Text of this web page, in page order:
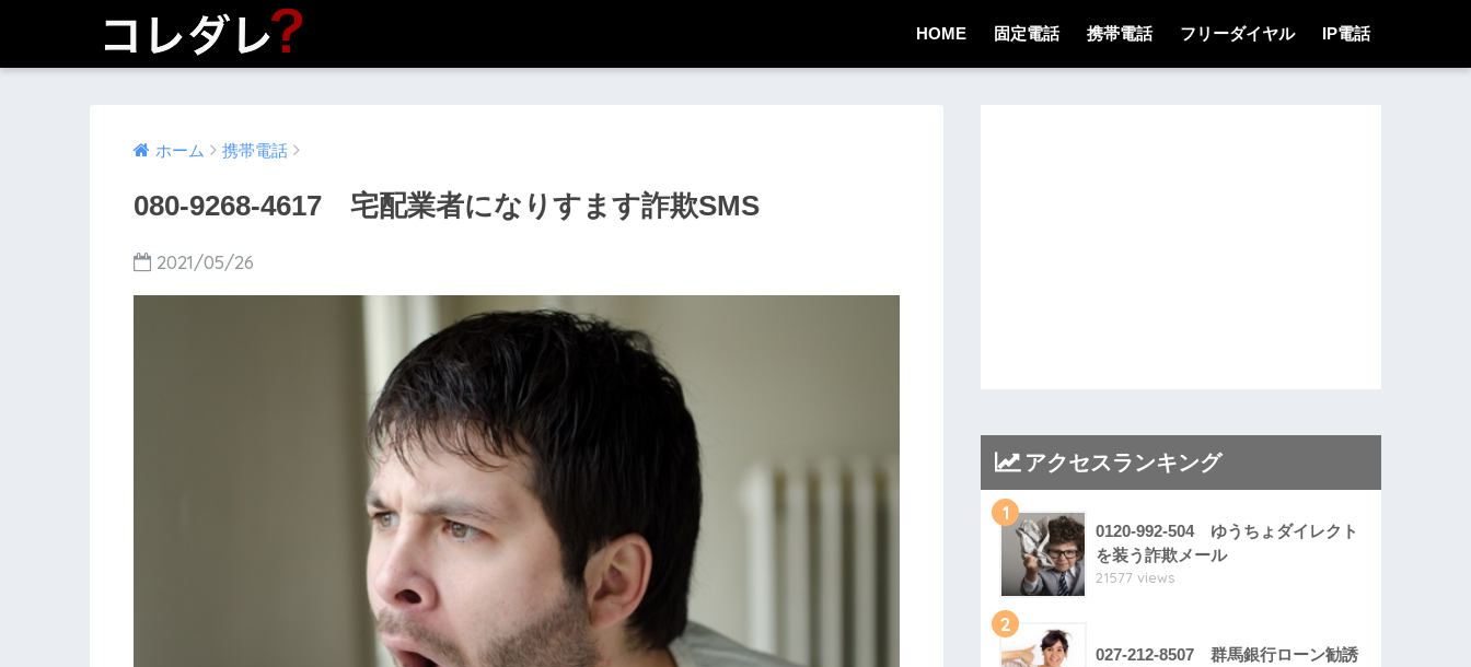
HOME 固定電話 携帯電話 フリーダイヤル IP電話
ホーム 携帯電話
080-9268-4617 宅配業者になりすます詐欺SMS
2021/05/26
アクセスランキング
1
0120-992-504 ゆうちょダイレクト
を装う詐欺メール
21577 views
2
027-212-8507 群馬銀行ローン勧誘